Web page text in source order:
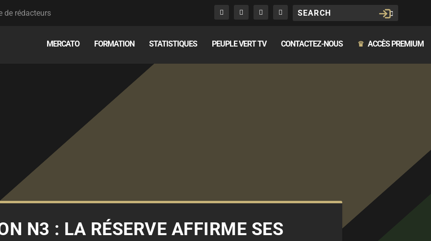
de rédacteurs
MERCATO FORMATION STATISTIQUES PEUPLE VERT TV CONTACTEZ-NOUS ♛ ACCÈS PREMIUM
N3 : LA RÉSERVE AFFIRME SES